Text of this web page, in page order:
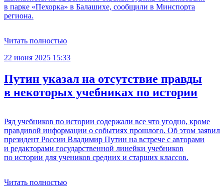
в парке «Пехорка» в Балашихе, сообщили в Минспорта
региона.
Читать полностью
22 июня 2025 15:33
Путин указал на отсутствие правды
в некоторых учебниках по истории
Ряд учебников по истории содержали все что угодно, кроме
правдивой информации о событиях прошлого. Об этом заявил
президент России Владимир Путин на встрече с авторами
и редакторами государственной линейки учебников
по истории для учеников средних и старших классов.
Читать полностью